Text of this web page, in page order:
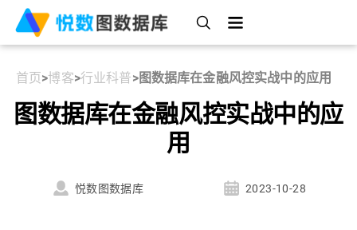
首页>博客>行业科普>图数据库在金融风控实战中的应用
图数据库在金融风控实战中的应
用
悦数图数据库 2023-10-28